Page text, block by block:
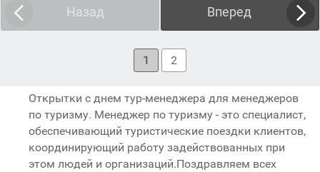
Назад Вперед
1 2
Открытки с днем тур-менеджера для менеджеров
по туризму. Менеджер по туризму - это специалист,
обеспечивающий туристические поездки клиентов,
координирующий работу задействованных при
этом людей и организаций.Поздравляем всех